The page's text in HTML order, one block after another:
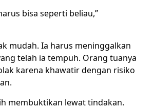
bisa seperti beliau,”
mudah. Ia harus meninggalkan
telah ia tempuh. Orang tuanya
karena khawatir dengan risiko
membuktikan lewat tindakan.